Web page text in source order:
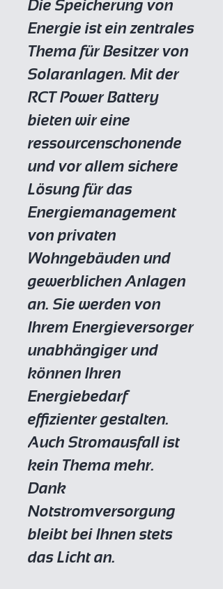
Die Speicherung von
Energie ist ein zentrales
Thema für Besitzer von
Solaranlagen. Mit der
RCT Power Battery
bieten wir eine
ressourcenschonende
und vor allem sichere
Lösung für das
Energiemanagement
von privaten
Wohngebäuden und
gewerblichen Anlagen
an. Sie werden von
Ihrem Energieversorger
unabhängiger und
können Ihren
Energiebedarf
effizienter gestalten.
Auch Stromausfall ist
kein Thema mehr.
Dank
Notstromversorgung
bleibt bei Ihnen stets
das Licht an.